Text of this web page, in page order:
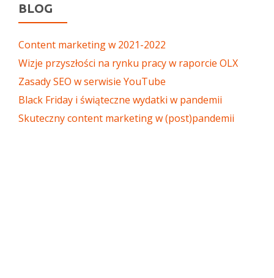
BLOG
Content marketing w 2021-2022
Wizje przyszłości na rynku pracy w raporcie OLX
Zasady SEO w serwisie YouTube
Black Friday i świąteczne wydatki w pandemii
Skuteczny content marketing w (post)pandemii